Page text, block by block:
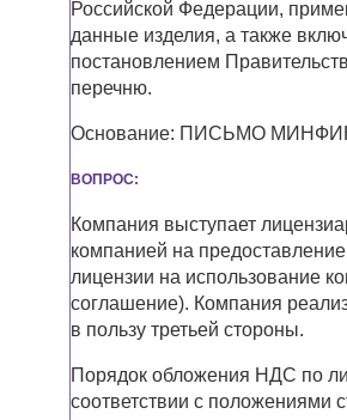
Российской Федерации,
данные изделия, а также
постановлением
перечню.
Основание: ПИСЬМО
ВОПРОС:
Компания выступает
компанией на
лицензии на использование
соглашение). Компания
в пользу третьей стороны.
Порядок обложения НДС по
соответствии с положениями